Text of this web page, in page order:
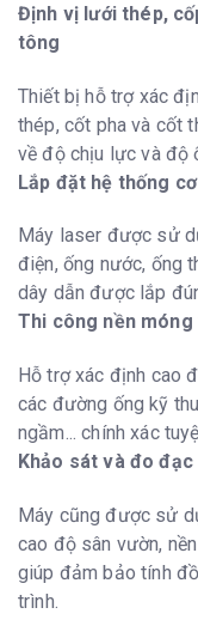
Định vị lưới thép,
tông
Thiết bị hỗ trợ xác
thép, cốt pha và cốt
về độ chịu lực và độ
Lắp đặt hệ thống
Máy laser được sử
điện, ống nước, ống
dây dẫn được lắp
Thi công nền
Hỗ trợ xác định cao
các đường ống kỹ
ngầm... chính xác
Khảo sát và đo
Máy cũng được sử
cao độ sân vườn,
giúp đảm bảo tính
trình.